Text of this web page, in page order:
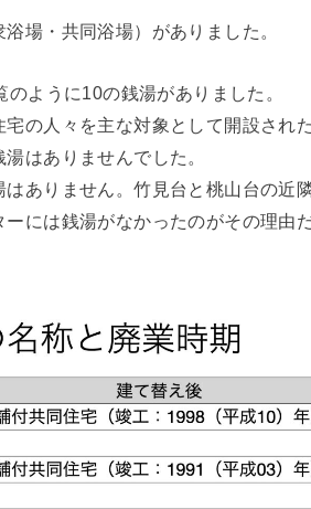
場・共同浴場）がありました。
ように10の銭湯がありました。
の人々を主な対象として開設され
はありませんでした。
ありません。竹見台と桃山台の近
には銭湯がなかったのがその理由